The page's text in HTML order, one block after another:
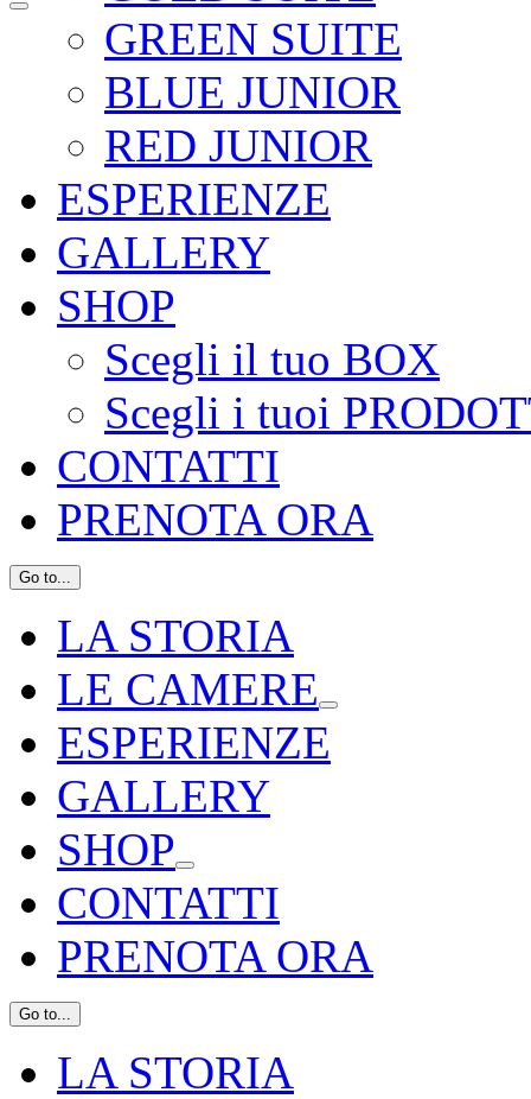
GREEN SUITE
BLUE JUNIOR
RED JUNIOR
ESPERIENZE
GALLERY
SHOP
Scegli il tuo BOX
Scegli i tuoi
CONTATTI
PRENOTA ORA
Go to...
LA STORIA
LE CAMERE
ESPERIENZE
GALLERY
SHOP
CONTATTI
PRENOTA ORA
Go to...
LA STORIA